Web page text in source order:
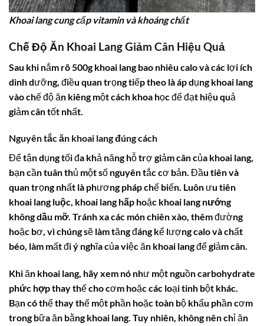
Khoai lang cung cấp vitamin và khoáng chất
Chế Độ Ăn Khoai Lang Giảm Cân Hiệu Quả
Sau khi nắm rõ 500g khoai lang bao nhiêu calovà các lợi ích
dinh dưỡng, điều quan trọng tiếp theo là áp dụng khoai lang
vào chế độ ăn kiêng một cách khoa học để đạt hiệu quả
giảm cân tốt nhất.
Nguyên tắc ăn khoai lang đúng cách
Để tận dụng tối đa khả năng hỗ trợ giảm cân của khoai lang,
bạn cần tuân thủ một số nguyên tắc cơ bản. Đầu tiên và
quan trọng nhất là phương pháp chế biến. Luôn ưu tiên
khoai lang luộc, khoai lang hấp hoặc khoai lang nướng
không dầu mỡ. Tránh xa các món chiên xào, thêm đường
hoặc bơ, vì chúng sẽ làm tăng đáng kể lượng calo và chất
béo, làm mất đi ý nghĩa của việc ăn khoai lang để giảm cân.
Khi ăn khoai lang, hãy xem nó như một nguồncarbohydrate
phức hợpthay thế cho cơm hoặc các loại tinh bột khác.
Bạn có thể thay thế một phần hoặc toàn bộ khẩu phần cơm
trong bữa ăn bằng khoai lang. Tuy nhiên, không nên chỉ ăn